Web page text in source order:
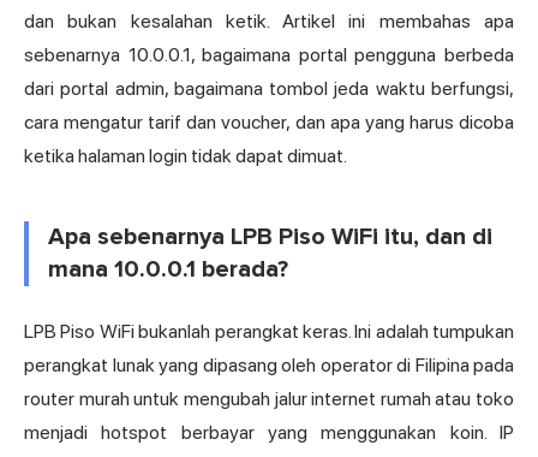
dan bukan kesalahan ketik. Artikel ini membahas apa
sebenarnya 10.0.0.1, bagaimana portal pengguna berbeda
dari portal admin, bagaimana tombol jeda waktu berfungsi,
cara mengatur tarif dan voucher, dan apa yang harus dicoba
ketika halaman login tidak dapat dimuat.
Apa sebenarnya LPB Piso WiFi itu, dan di
mana 10.0.0.1 berada?
LPB Piso WiFi bukanlah perangkat keras. Ini adalah tumpukan
perangkat lunak yang dipasang oleh operator di Filipina pada
router murah untuk mengubah jalur internet rumah atau toko
menjadi hotspot berbayar yang menggunakan koin. IP